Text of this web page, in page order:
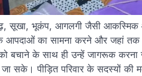
सूखा, भूकंप, आगलगी जैसी
आपदाओं का सामना करने और
बचाने के साथ ही उन्हें जागरूक करना
सके। पीड़ित परिवार के सदस्यों